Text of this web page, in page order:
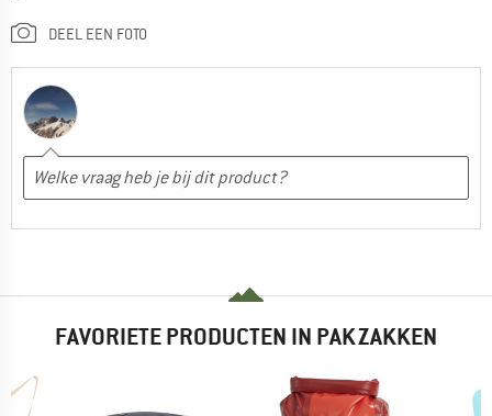
DEEL EEN FOTO
FAVORIETE PRODUCTEN IN PAKZAKKEN